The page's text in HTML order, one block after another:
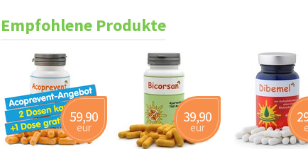
Empfohlene Produkte
59,90
eur
39,90
eur